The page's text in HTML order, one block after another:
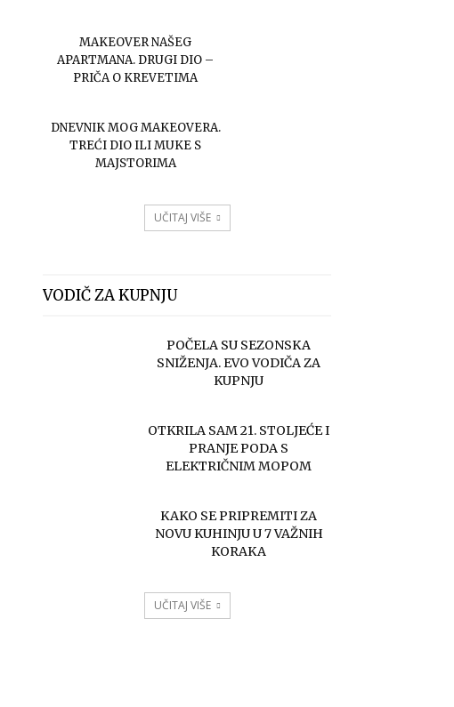
MAKEOVER NAŠEG
APARTMANA. DRUGI DIO –
PRIČA O KREVETIMA
DNEVNIK MOG MAKEOVERA.
TREĆI DIO ILI MUKE S
MAJSTORIMA
UČITAJ VIŠE
VODIČ ZA KUPNJU
POČELA SU SEZONSKA
SNIŽENJA. EVO VODIČA ZA
KUPNJU
OTKRILA SAM 21. STOLJEĆE I
PRANJE PODA S
ELEKTRIČNIM MOPOM
KAKO SE PRIPREMITI ZA
NOVU KUHINJU U 7 VAŽNIH
KORAKA
UČITAJ VIŠE